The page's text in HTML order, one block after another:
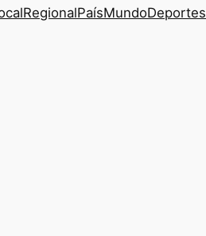
RegionalPaísMundoDeportes